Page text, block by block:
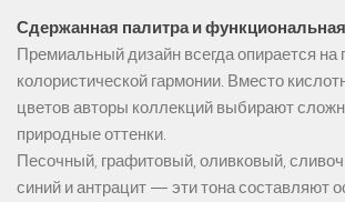
Сдержанная палитра и
Премиальный дизайн всегда опирается на
колористической гармонии. Вместо
цветов авторы коллекций выбирают
природные оттенки.
Песочный, графитовый, оливковый,
синий и антрацит — эти тона составляют